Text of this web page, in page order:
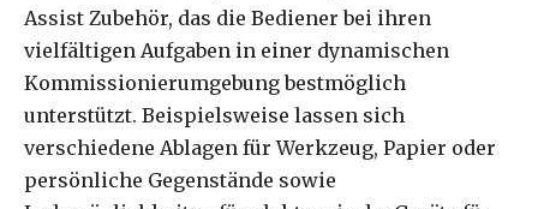
Assist Zubehör, das die Bediener bei ihren
vielfältigen Aufgaben in einer dynamischen
Kommissionierumgebung bestmöglich
unterstützt. Beispielsweise lassen sich
verschiedene Ablagen für Werkzeug, Papier oder
persönliche Gegenstände sowie